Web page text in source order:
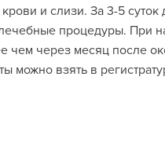
и слизи. За 3-5 суток
процедуры. При
чем через месяц после
можно взять в